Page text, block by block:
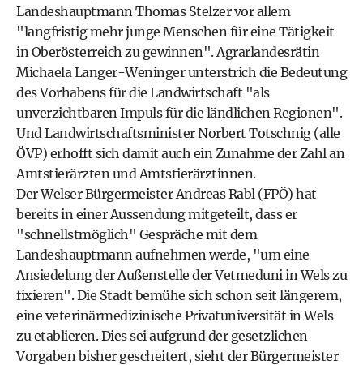
Landeshauptmann Thomas Stelzer vor allem
"langfristig mehr junge Menschen für eine Tätigkeit
in Oberösterreich zu gewinnen". Agrarlandesrätin
Michaela Langer-Weninger unterstrich die Bedeutung
des Vorhabens für die Landwirtschaft "als
unverzichtbaren Impuls für die ländlichen Regionen".
Und Landwirtschaftsminister Norbert Totschnig (alle
ÖVP) erhofft sich damit auch ein Zunahme der Zahl an
Amtstierärzten und Amtstierärztinnen.
Der Welser Bürgermeister Andreas Rabl (FPÖ) hat
bereits in einer Aussendung mitgeteilt, dass er
"schnellstmöglich" Gespräche mit dem
Landeshauptmann aufnehmen werde, "um eine
Ansiedelung der Außenstelle der Vetmeduni in Wels zu
fixieren". Die Stadt bemühe sich schon seit längerem,
eine veterinärmedizinische Privatuniversität in Wels
zu etablieren. Dies sei aufgrund der gesetzlichen
Vorgaben bisher gescheitert, sieht der Bürgermeister